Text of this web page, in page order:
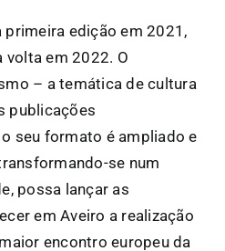
edição em 2021,
volta em 2022. O
– a temática de cultura
publicações
seu formato é ampliado e
se num
possa lançar as
em Aveiro a realização
encontro europeu da